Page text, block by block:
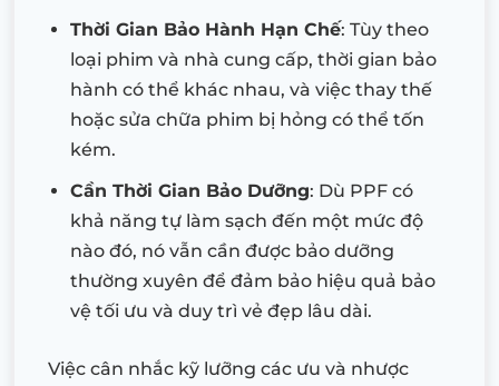
Thời Gian Bảo Hành Hạn Chế: Tùy theo
loại phim và nhà cung cấp, thời gian bảo
hành có thể khác nhau, và việc thay thế
hoặc sửa chữa phim bị hỏng có thể tốn
kém.
Cần Thời Gian Bảo Dưỡng: Dù PPF có
khả năng tự làm sạch đến một mức độ
nào đó, nó vẫn cần được bảo dưỡng
thường xuyên để đảm bảo hiệu quả bảo
vệ tối ưu và duy trì vẻ đẹp lâu dài.
Việc cân nhắc kỹ lưỡng các ưu và nhược